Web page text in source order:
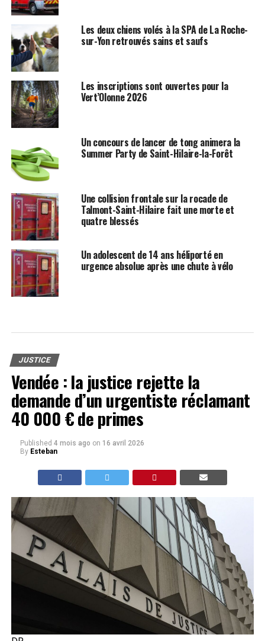
Les deux chiens volés à la SPA de La Roche-
sur-Yon retrouvés sains et saufs
Les inscriptions sont ouvertes pour la
Vert’Olonne 2026
Un concours de lancer de tong animera la
Summer Party de Saint-Hilaire-la-Forêt
Une collision frontale sur la rocade de
Talmont-Saint-Hilaire fait une morte et
quatre blessés
Un adolescent de 14 ans héliporté en
urgence absolue après une chute à vélo
JUSTICE
Vendée : la justice rejette la
demande d’un urgentiste réclamant
40 000 € de primes
Published 4 mois ago on 16 avril 2026
By Esteban